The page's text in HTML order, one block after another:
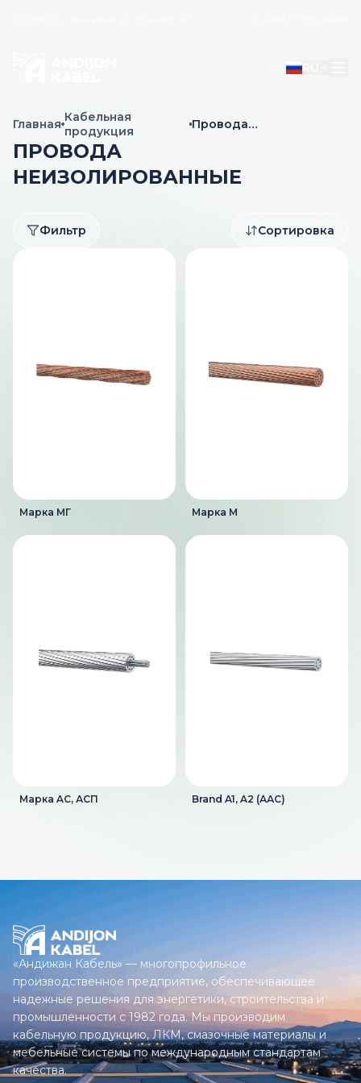
Главная Кабельная
продукция
Провода
ПРОВОДА
НЕИЗОЛИРОВАННЫЕ
Фильтр Сортировка
Марка МГ Марка М
Марка AС, АСП Brand A1, A2 (ААС)
«Андижан Кабель» — многопрофильное
производственное предприятие, обеспечивающее
надежные решения для энергетики, строительства и
промышленности с 1982 года. Мы производим
кабельную продукцию, ЛКМ, смазочные материалы и
мебельные системы по международным стандартам
качества.